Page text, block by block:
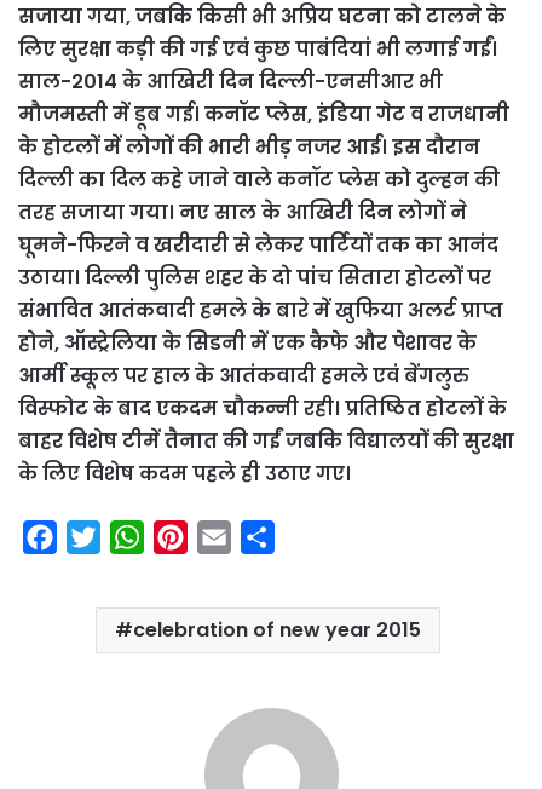
सजाया गया, जबकि किसी भी अप्रिय घटना को टालने के
लिए सुरक्षा कड़ी की गई एवं कुछ पाबंदियां भी लगाई गईं।
साल-2014 के आखिरी दिन दिल्ली-एनसीआर भी
मौजमस्ती में डूब गई। कनॉट प्लेस, इंडिया गेट व राजधानी
के होटलों में लोगों की भारी भीड़ नजर आई। इस दौरान
दिल्ली का दिल कहे जाने वाले कनॉट प्लेस को दुल्हन की
तरह सजाया गया। नए साल के आखिरी दिन लोगों ने
घूमने-फिरने व खरीदारी से लेकर पार्टियों तक का आनंद
उठाया। दिल्ली पुलिस शहर के दो पांच सितारा होटलों पर
संभावित आतंकवादी हमले के बारे में खुफिया अलर्ट प्राप्त
होने, ऑस्ट्रेलिया के सिडनी में एक कैफे और पेशावर के
आर्मी स्कूल पर हाल के आतंकवादी हमले एवं बेंगलुरु
विस्फोट के बाद एकदम चौकन्नी रही। प्रतिष्ठित होटलों के
बाहर विशेष टीमें तैनात की गईं जबकि विद्यालयों की सुरक्षा
के लिए विशेष कदम पहले ही उठाए गए।
i
W
a
t
n
t
a
i
a
r
celebration of new year 2015